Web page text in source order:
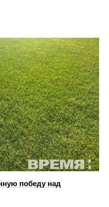
победу над